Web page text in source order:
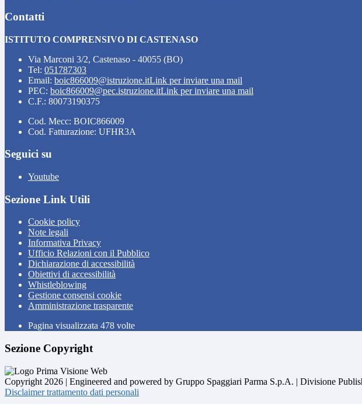
Contatti
ISTITUTO COMPRENSIVO DI CASTENASO
Via Marconi 3/2, Castenaso - 40055 (BO)
Tel: 051787303
Email: boic866009@istruzione.itLink per inviare una mail
PEC: boic866009@pec.istruzione.itLink per inviare una mail
C.F.: 80073190375
Cod. Mecc: BOIC866009
Cod. Fatturazione: UFHR3A
Seguici su
Youtube
Sezione Link Utili
Cookie policy
Note legali
Informativa Privacy
Ufficio Relazioni con il Pubblico
Dichiarazione di accessibilità
Obiettivi di accessibilità
Whistleblowing
Gestione consensi cookie
Amministrazione trasparente
Pagina visualizzata 478 volte
Sezione Copyright
Copyright 2026 | Engineered and powered by Gruppo Spaggiari Parma S.p.A. | Divisione
Disclaimer trattamento dati personali